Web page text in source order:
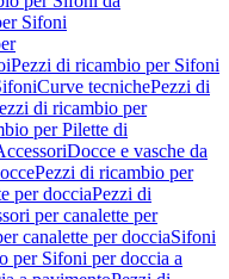
Sifoni
Pezzi di ricambio per Sifoni
Curve tecnichePezzi di
di ricambio per
per Pilette di
Docce e vasche da
Pezzi di ricambio per
per docciaPezzi di
per canalette per
canalette per docciaSifoni
per Sifoni per doccia a